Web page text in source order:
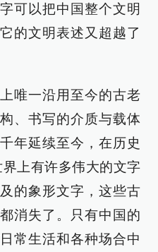
可以把中国整个文明
的文明表述又超越了
唯一沿用至今的古老
、书写的介质与载体
年延续至今，在历史
上有许多伟大的文字
的象形文字，这些古
消失了。只有中国的
常生活和各种场合中